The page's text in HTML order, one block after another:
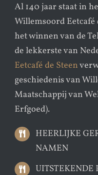
Al 140 jaar staat in
Willemsoord Eetcafé
het winnen van de
de lekkerste van
Eetcafé de Steen
geschiedenis van
Maatschappij van
Erfgoed).
HEERLIJKE
NAMEN
UITSTEKENDE